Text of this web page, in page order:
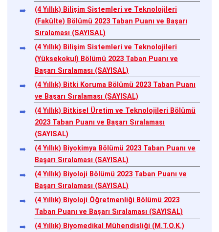
(4 Yıllık) Bilişim Sistemleri ve Teknolojileri
(Fakülte) Bölümü 2023 Taban Puanı ve Başarı
Sıralaması (SAYISAL)
(4 Yıllık) Bilişim Sistemleri ve Teknolojileri
(Yüksekokul) Bölümü 2023 Taban Puanı ve
Başarı Sıralaması (SAYISAL)
(4 Yıllık) Bitki Koruma Bölümü 2023 Taban Puanı
ve Başarı Sıralaması (SAYISAL)
(4 Yıllık) Bitkisel Üretim ve Teknolojileri Bölümü
2023 Taban Puanı ve Başarı Sıralaması
(SAYISAL)
(4 Yıllık) Biyokimya Bölümü 2023 Taban Puanı ve
Başarı Sıralaması (SAYISAL)
(4 Yıllık) Biyoloji Bölümü 2023 Taban Puanı ve
Başarı Sıralaması (SAYISAL)
(4 Yıllık) Biyoloji Öğretmenliği Bölümü 2023
Taban Puanı ve Başarı Sıralaması (SAYISAL)
(4 Yıllık) Biyomedikal Mühendisliği (M.T.O.K.)